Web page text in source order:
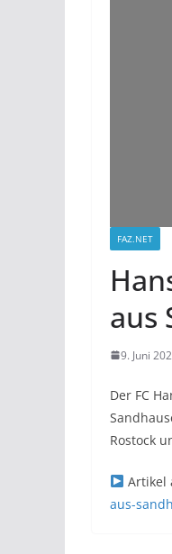
FAZ.NET
aus
9. Juni
Der FC
Rostock
Artikel
aus-